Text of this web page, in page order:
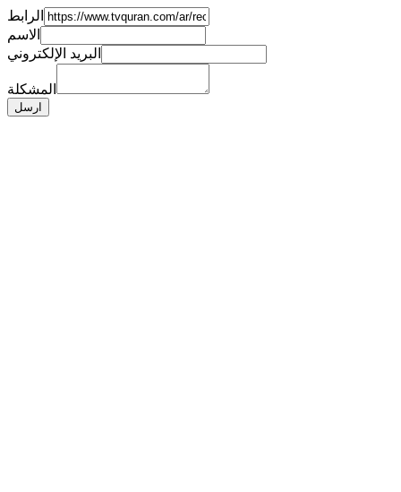
الرابط
الاسم
البريد الإلكتروني
المشكلة
ارسل